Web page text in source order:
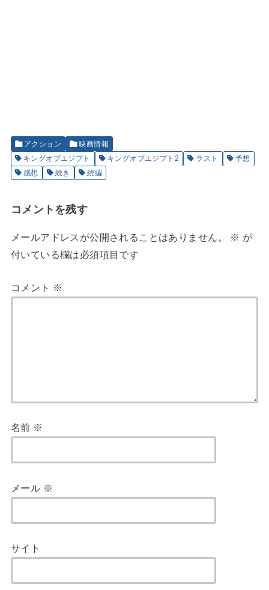
アクション
映画情報
キングオブエジプト
キングオブエジプト2 ラスト
予想
感想
続き 続編
コメントを残す
メールアドレスが公開されることはありません。 ※ が
付いている欄は必須項目です
コメント ※
名前 ※
メール ※
サイト